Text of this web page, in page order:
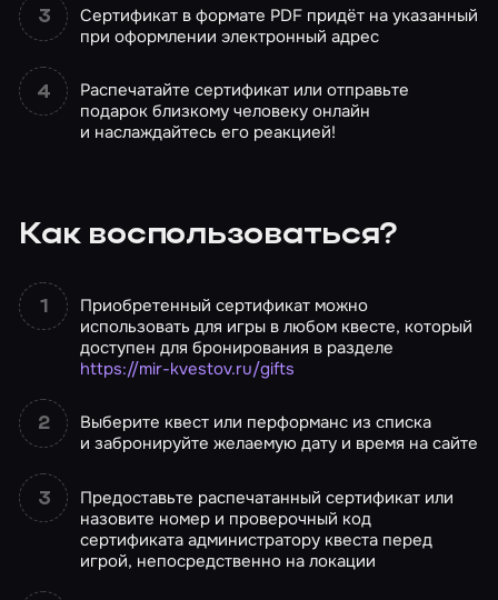
Сертификат в формате PDF придёт на указанный
при оформлении электронный адрес
Распечатайте сертификат или отправьте
подарок близкому человеку онлайн
и наслаждайтесь его реакцией!
Как воспользоваться?
Приобретенный сертификат можно
использовать для игры в любом квесте, который
доступен для бронирования в разделе
https://mir-kvestov.ru/gifts
Выберите квест или перформанс из списка
и забронируйте желаемую дату и время на сайте
Предоставьте распечатанный сертификат или
назовите номер и проверочный код
сертификата администратору квеста перед
игрой, непосредственно на локации